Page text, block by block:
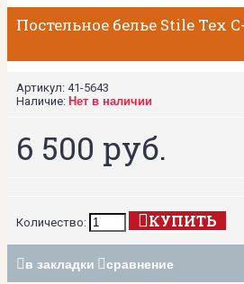
Постельное белье Stile Tex
Артикул: 41-5643
Наличие: Нет в наличии
6 500 руб.
Количество: КУПИТЬ
в закладки сравнение